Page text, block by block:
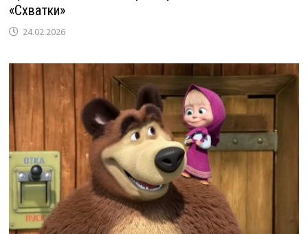
«Схватки»
24.02.2026